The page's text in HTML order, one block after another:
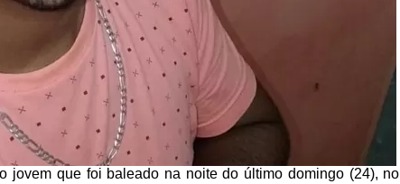
jovem que foi baleado na noite do último domingo (24), no